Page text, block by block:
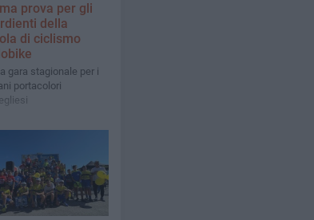
prova per gli
della
di ciclismo
gara stagionale per i
portacolori